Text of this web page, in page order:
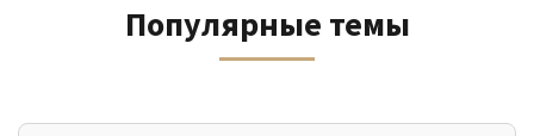
Популярные темы